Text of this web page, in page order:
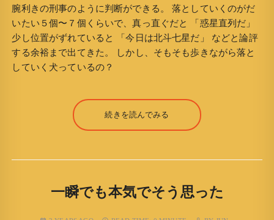
腕利きの刑事のように判断ができる。 落としていくのがだ
いたい５個〜７個くらいで、真っ直ぐだと 「惑星直列だ」
少し位置がずれていると 「今日は北斗七星だ」 などと論評
する余裕まで出てきた。 しかし、そもそも歩きながら落と
していく犬っているの？
続きを読んでみる
一瞬でも本気でそう思った